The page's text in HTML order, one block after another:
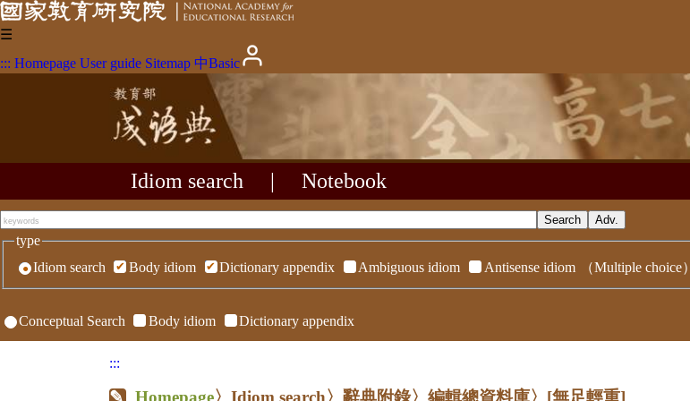
☰
::: Homepage User guide Sitemap 中Basic
Idiom search Notebook
type
Idiom search
Body idiom Dictionary appendix Ambiguous idiom Antisense idiom （Multiple choice）
Conceptual Search Body idiom Dictionary appendix
:::
Homepage〉Idiom search〉辭典附錄〉編輯總資料庫〉 [無足輕重]